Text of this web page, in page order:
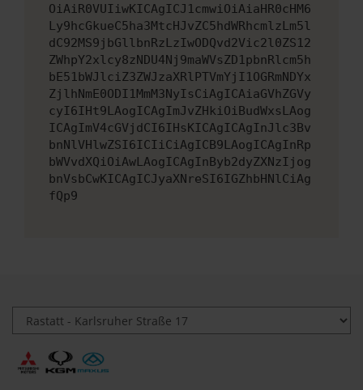
OiAiR0VUIiwKICAgICJ1cmwiOiAiaHR0cHM6
Ly9hcGkueC5ha3MtcHJvZC5hdWRhcmlzLm5l
dC92MS9jbGllbnRzLzIwODQvd2Vic2l0ZS12
ZWhpY2xlcy8zNDU4Nj9maWVsZD1pbnRlcm5h
bE51bWJlciZ3ZWJzaXRlPTVmYjI1OGRmNDYx
ZjlhNmE0ODI1MmM3NyIsCiAgICAiaGVhZGVy
cyI6IHt9LAogICAgImJvZHkiOiBudWxsLAog
ICAgImV4cGVjdCI6IHsKICAgICAgInJlc3Bv
bnNlVHlwZSI6ICIiCiAgICB9LAogICAgInRp
bWVvdXQiOiAwLAogICAgInByb2dyZXNzIjog
bnVsbCwKICAgICJyaXNreSI6IGZhbHNlCiAg
fQp9